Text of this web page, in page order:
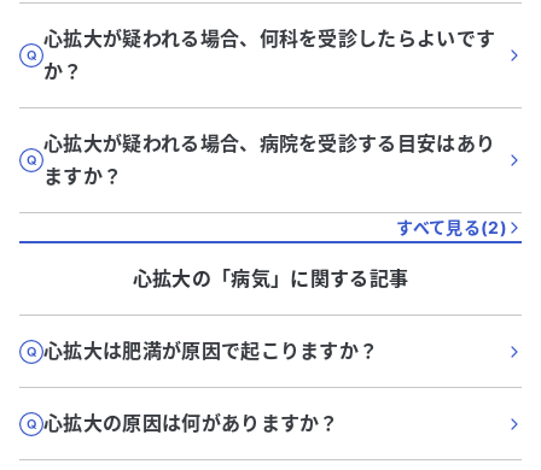
心拡大が疑われる場合、何科を受診したらよいです
か？
心拡大が疑われる場合、病院を受診する目安はあり
ますか？
すべて見る(2)
心拡大の「病気」に関する記事
心拡大は肥満が原因で起こりますか？
心拡大の原因は何がありますか？